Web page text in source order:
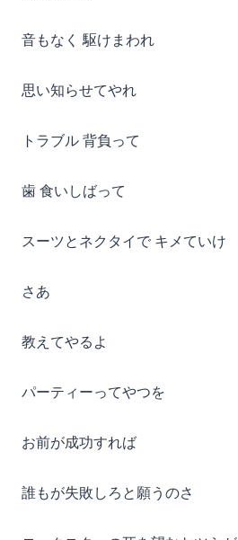
音もなく 駆けまわれ
思い知らせてやれ
トラブル 背負って
歯 食いしばって
スーツとネクタイで キメていけ
さあ
教えてやるよ
パーティーってやつを
お前が成功すれば
誰もが失敗しろと願うのさ